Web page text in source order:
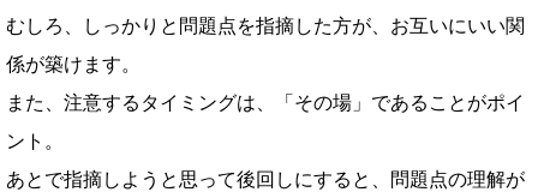
むしろ、しっかりと問題点を指摘した方が、お互いにいい関
係が築けます。
また、注意するタイミングは、「その場」であることがポイ
ント。
あとで指摘しようと思って後回しにすると、問題点の理解が